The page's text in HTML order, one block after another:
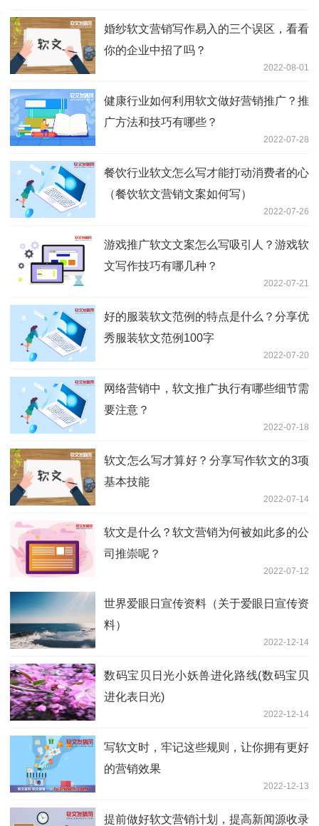
婚纱软文营销写作易入的三个误区，看看
你的企业中招了吗？
2022-08-01
健康行业如何利用软文做好营销推广？推
广方法和技巧有哪些？
2022-07-28
餐饮行业软文怎么写才能打动消费者的心
（餐饮软文营销文案如何写）
2022-07-26
游戏推广软文文案怎么写吸引人？游戏软
文写作技巧有哪几种？
2022-07-21
好的服装软文范例的特点是什么？分享优
秀服装软文范例100字
2022-07-20
网络营销中，软文推广执行有哪些细节需
要注意？
2022-07-18
软文怎么写才算好？分享写作软文的3项
基本技能
2022-07-14
软文是什么？软文营销为何被如此多的公
司推崇呢？
2022-07-12
世界爱眼日宣传资料（关于爱眼日宣传资
料）
2022-12-14
数码宝贝日光小妖兽进化路线(数码宝贝
进化表日光)
2022-12-14
写软文时，牢记这些规则，让你拥有更好
的营销效果
2022-12-13
提前做好软文营销计划，提高新闻源收录